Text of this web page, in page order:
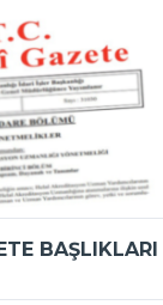
BAŞLIKLARI